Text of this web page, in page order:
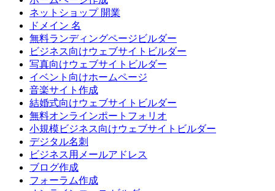
ネットショップ 開業
ドメイン 名
無料ランディングページビルダー
ビジネス向けウェブサイトビルダー
写真向けウェブサイトビルダー
イベント向けホームページ
音楽サイト作成
結婚式向けウェブサイトビルダー
無料オンラインポートフォリオ
小規模ビジネス向けウェブサイトビルダー
デジタル名刺
ビジネス用メールアドレス
ブログ作成
フォーラム作成